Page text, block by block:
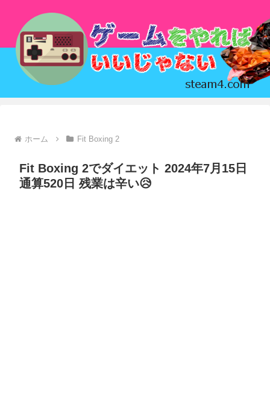
ホーム Fit Boxing 2
Fit Boxing 2でダイエット 2024年7月15日
通算520日 残業は辛い😥